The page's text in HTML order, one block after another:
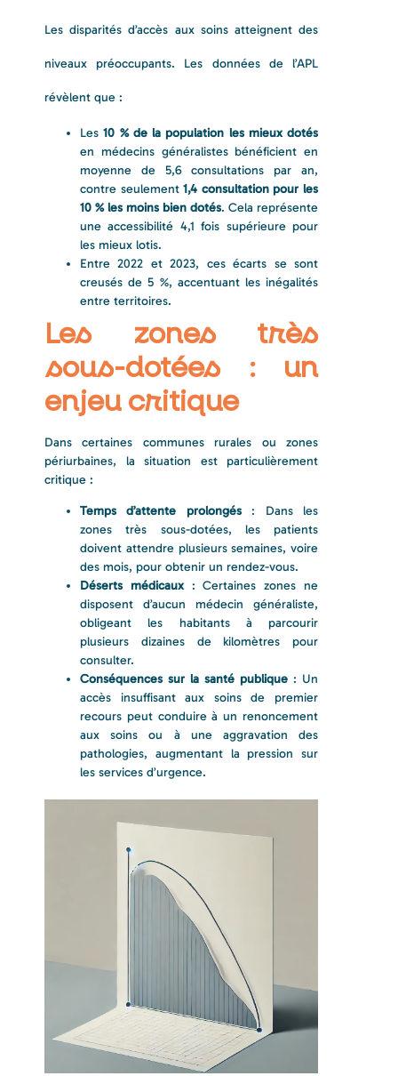
Les disparités d’accès aux soins atteignent des
niveaux préoccupants. Les données de l’APL
révèlent que :
Les10 % de la population les mieux dotés
en médecins généralistes bénéficient en
moyenne de 5,6 consultations par an,
contre seulement1,4 consultation pour les
10 % les moins bien dotés. Cela représente
une accessibilité 4,1 fois supérieure pour
les mieux lotis.
Entre 2022 et 2023, ces écarts se sont
creusés de 5 %, accentuant les inégalités
entre territoires.
Les zones très
sous-dotées : un
enjeu critique
Dans certaines communes rurales ou zones
périurbaines, la situation est particulièrement
critique :
Temps d’attente prolongés: Dans les
zones très sous-dotées, les patients
doivent attendre plusieurs semaines, voire
des mois, pour obtenir un rendez-vous.
Déserts médicaux: Certaines zones ne
disposent d’aucun médecin généraliste,
obligeant les habitants à parcourir
plusieurs dizaines de kilomètres pour
consulter.
Conséquences sur la santé publique : Un
accès insuffisant aux soins de premier
recours peut conduire à un renoncement
aux soins ou à une aggravation des
pathologies, augmentant la pression sur
les services d’urgence.